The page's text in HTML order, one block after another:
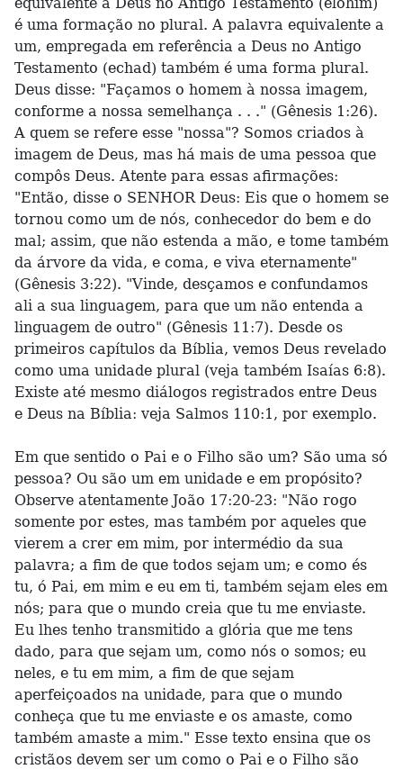
é uma formação no plural. A palavra equivalente a
um, empregada em referência a Deus no Antigo
Testamento (echad) também é uma forma plural.
Deus disse: "Façamos o homem à nossa imagem,
conforme a nossa semelhança . . ." (Gênesis 1:26).
A quem se refere esse "nossa"? Somos criados à
imagem de Deus, mas há mais de uma pessoa que
compôs Deus. Atente para essas afirmações:
"Então, disse o SENHOR Deus: Eis que o homem se
tornou como um de nós, conhecedor do bem e do
mal; assim, que não estenda a mão, e tome também
da árvore da vida, e coma, e viva eternamente"
(Gênesis 3:22). "Vinde, desçamos e confundamos
ali a sua linguagem, para que um não entenda a
linguagem de outro" (Gênesis 11:7). Desde os
primeiros capítulos da Bíblia, vemos Deus revelado
como uma unidade plural (veja também Isaías 6:8).
Existe até mesmo diálogos registrados entre Deus
e Deus na Bíblia: veja Salmos 110:1, por exemplo.
Em que sentido o Pai e o Filho são um? São uma só
pessoa? Ou são um em unidade e em propósito?
Observe atentamente João 17:20-23: "Não rogo
somente por estes, mas também por aqueles que
vierem a crer em mim, por intermédio da sua
palavra; a fim de que todos sejam um; e como és
tu, ó Pai, em mim e eu em ti, também sejam eles em
nós; para que o mundo creia que tu me enviaste.
Eu lhes tenho transmitido a glória que me tens
dado, para que sejam um, como nós o somos; eu
neles, e tu em mim, a fim de que sejam
aperfeiçoados na unidade, para que o mundo
conheça que tu me enviaste e os amaste, como
também amaste a mim." Esse texto ensina que os
cristãos devem ser um como o Pai e o Filho são